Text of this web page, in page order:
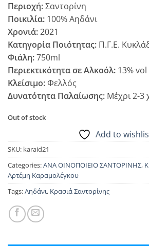
Περιοχή:Σαντορίνη
Ποικιλία: 100% Αηδάνι
Χρονιά:2021
Κατηγορία Ποιότητας: Π.Γ.Ε.
Φιάλη:750ml
Περιεκτικότητα σε Αλκοόλ: 13% vol
Κλείσιμο:Φελλός
Δυνατότητα Παλαίωσης: Μέχρι 2-3
Out of stock
Add to
SKU: karaid21
Categories:ΑΝΑ ΟΙΝΟΠΟΙΕΙΟ ΣΑΝΤΟΡΙΝΗΣ,
Αρτέμη Καραμολέγκου
Tags:Αηδάνι, Κρασιά Σαντορίνης